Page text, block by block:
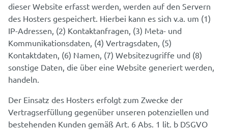
dieser Website erfasst werden, werden auf den Servern
des Hosters gespeichert. Hierbei kann es sich v.a. um (1)
IP-Adressen, (2) Kontaktanfragen, (3) Meta- und
Kommunikationsdaten, (4) Vertragsdaten, (5)
Kontaktdaten, (6) Namen, (7) Websitezugriffe und (8)
sonstige Daten, die über eine Website generiert werden,
handeln.
Der Einsatz des Hosters erfolgt zum Zwecke der
Vertragserfüllung gegenüber unseren potenziellen und
bestehenden Kunden gemäß Art. 6 Abs. 1 lit. b DSGVO